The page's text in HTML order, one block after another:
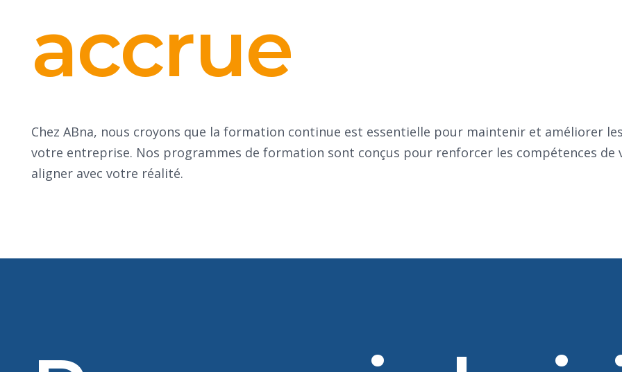
accrue
Chez ABna, nous croyons que la formation continue est essentielle pour maintenir et améliorer
votre entreprise. Nos programmes de formation sont conçus pour renforcer les compétences de
aligner avec votre réalité.